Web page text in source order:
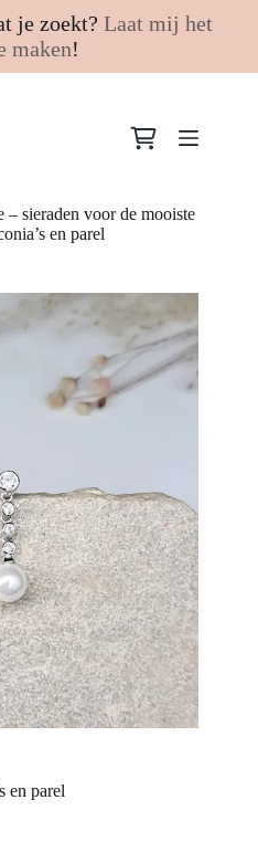
je zoekt? Laat mij het
maken!
Winkelwagen
– sieraden voor de mooiste
en parel
en parel